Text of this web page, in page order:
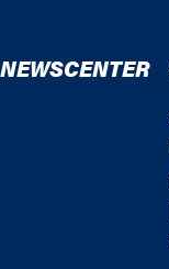
NEWSCENTER